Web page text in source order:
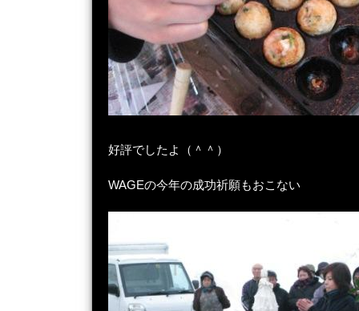
好評でしたよ（＾＾）
WAGEの今年の成功祈願もおこない